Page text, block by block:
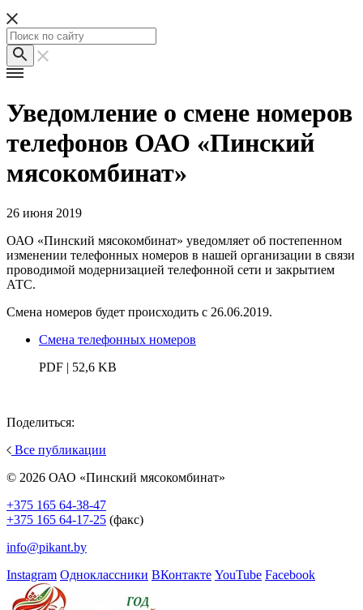
Уведомление о смене номеров
телефонов ОАО «Пинский
мясокомбинат»
26 июня 2019
ОАО «Пинский мясокомбинат» уведомляет об постепенном
изменении телефонных номеров в нашей организации в связи
проводимой модернизацией телефонной сети и закрытием
АТС.
Смена номеров будет происходить с 26.06.2019.
Смена телефонных номеров
PDF | 52,6 KB
Поделиться:
Все публикации
© 2026 ОАО «Пинский мясокомбинат»
+375 165 64-38-47
+375 165 64-17-25 (факс)
info@pikant.by
Instagram Одноклассники ВКонтакте YouTube Facebook